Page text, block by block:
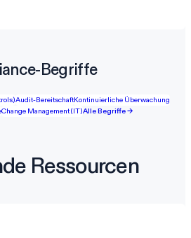
Begriffe
Audit-BereitschaftKontinuierliche Überwachung
Change Management (IT)Alle Begriffe →
Ressourcen